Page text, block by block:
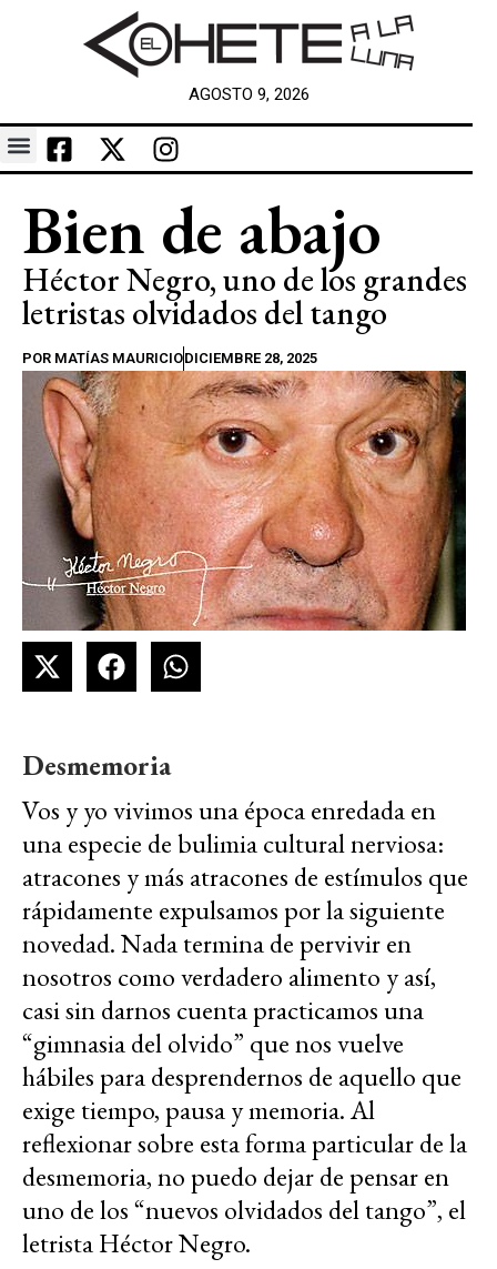
AGOSTO 9, 2026
Bien de abajo
Héctor Negro, uno de los grandes
letristas olvidados del tango
POR MATÍAS MAURICIODICIEMBRE 28, 2025
Desmemoria
Vos y yo vivimos una época enredada en
una especie de bulimia cultural nerviosa:
atracones y más atracones de estímulos que
rápidamente expulsamos por la siguiente
novedad. Nada termina de pervivir en
nosotros como verdadero alimento y así,
casi sin darnos cuenta practicamos una
“gimnasia del olvido” que nos vuelve
hábiles para desprendernos de aquello que
exige tiempo, pausa y memoria. Al
reflexionar sobre esta forma particular de la
desmemoria, no puedo dejar de pensar en
uno de los “nuevos olvidados del tango”, el
letrista Héctor Negro.